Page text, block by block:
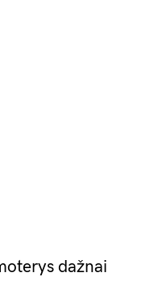
dažnai